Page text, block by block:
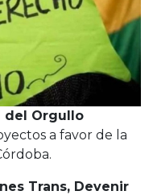
del Orgullo
a favor de la
Trans, Devenir